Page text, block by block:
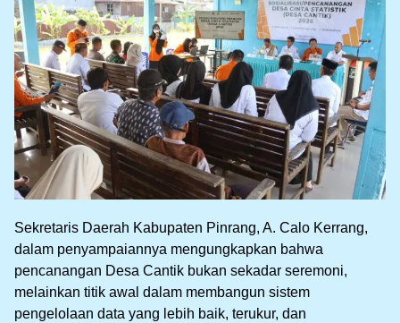
Sekretaris Daerah Kabupaten Pinrang, A. Calo Kerrang,
dalam penyampaiannya mengungkapkan bahwa
pencanangan Desa Cantik bukan sekadar seremoni,
melainkan titik awal dalam membangun sistem
pengelolaan data yang lebih baik, terukur, dan